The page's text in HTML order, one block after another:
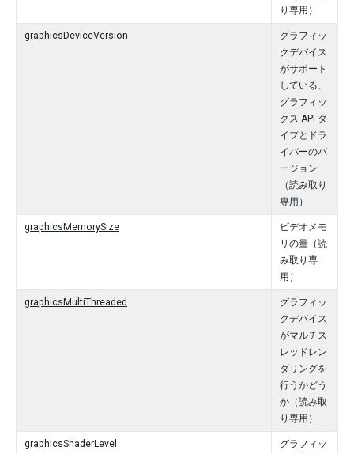
り専用）
graphicsDeviceVersion
グラフィッ
クデバイス
がサポート
している、
グラフィッ
クス API タ
イプとドラ
イバーのバ
ージョン
（読み取り
専用）
graphicsMemorySize
ビデオメモ
リの量（読
み取り専
用）
graphicsMultiThreaded
グラフィッ
クデバイス
がマルチス
レッドレン
ダリングを
行うかどう
か（読み取
り専用）
graphicsShaderLevel
グラフィッ